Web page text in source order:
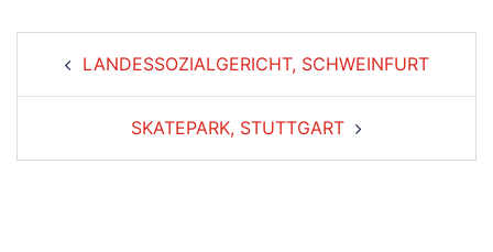
LANDESSOZIALGERICHT, SCHWEINFURT
SKATEPARK, STUTTGART